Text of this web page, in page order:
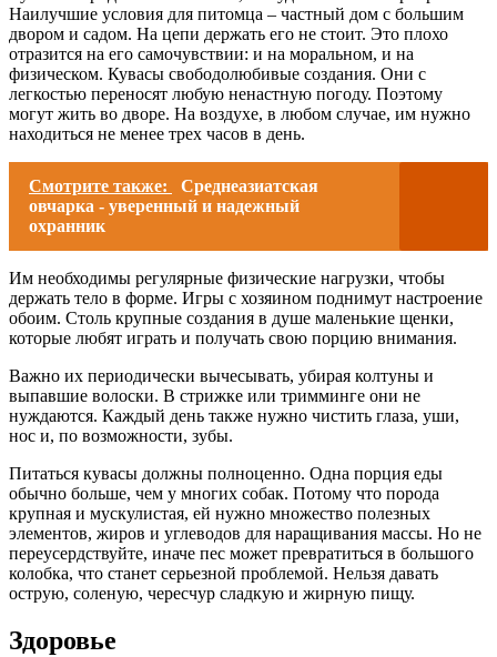
Наилучшие условия для питомца – частный дом с большим
двором и садом. На цепи держать его не стоит. Это плохо
отразится на его самочувствии: и на моральном, и на
физическом. Кувасы свободолюбивые создания. Они с
легкостью переносят любую ненастную погоду. Поэтому
могут жить во дворе. На воздухе, в любом случае, им нужно
находиться не менее трех часов в день.
Смотрите также:
Среднеазиатская
овчарка - уверенный и надежный
охранник
Им необходимы регулярные физические нагрузки, чтобы
держать тело в форме. Игры с хозяином поднимут настроение
обоим. Столь крупные создания в душе маленькие щенки,
которые любят играть и получать свою порцию внимания.
Важно их периодически вычесывать, убирая колтуны и
выпавшие волоски. В стрижке или тримминге они не
нуждаются. Каждый день также нужно чистить глаза, уши,
нос и, по возможности, зубы.
Питаться кувасы должны полноценно. Одна порция еды
обычно больше, чем у многих собак. Потому что порода
крупная и мускулистая, ей нужно множество полезных
элементов, жиров и углеводов для наращивания массы. Но не
переусердствуйте, иначе пес может превратиться в большого
колобка, что станет серьезной проблемой. Нельзя давать
острую, соленую, чересчур сладкую и жирную пищу.
Здоровье